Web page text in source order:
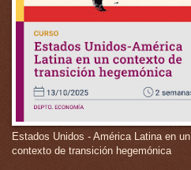
Estados Unidos - América Latina en un
contexto de transición hegemónica